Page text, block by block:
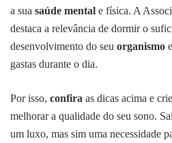
a sua saúde mental e física. A
destaca a relevância de dormir o
desenvolvimento do seu organismo
gastas durante o dia.
Por isso, confira as dicas acima e
melhorar a qualidade do seu sono.
um luxo, mas sim uma necessidade